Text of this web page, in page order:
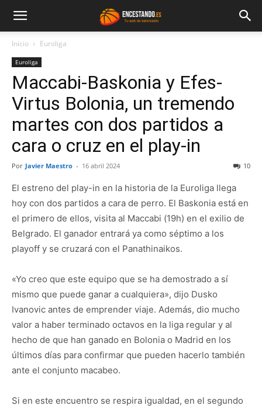
Inicio Euroliga
Euroliga
Maccabi-Baskonia y Efes-
Virtus Bolonia, un tremendo
martes con dos partidos a
cara o cruz en el play-in
Por Javier Maestro - 16 abril 2024 10
El estreno del play-in en la historia de la Euroliga llega
hoy con dos partidos a cara de perro. El Baskonia está en
el primero de ellos, visita al Maccabi (19h) en el exilio de
Belgrado. El ganador entrará ya como séptimo a los
playoff y se cruzará con el Panathinaikos.
«Yo creo que este equipo que se ha demostrado a sí
mismo que puede ganar a cualquiera», dijo Dusko
Ivanovic antes de emprender viaje. Además, dio mucho
valor a haber terminado octavos en la liga regular y al
hecho de que han ganado en Bolonia o Madrid en los
últimos días para confirmar que pueden hacerlo también
ante el conjunto macabeo.
Si en este encuentro se respira igualdad, en el segundo